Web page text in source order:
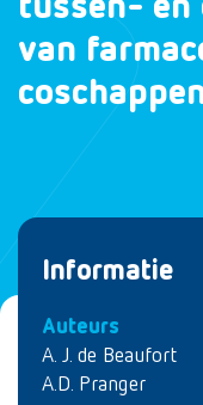
tussen- en
van
Informatie
Auteurs
A. J. de Beaufort
A.D. Pranger